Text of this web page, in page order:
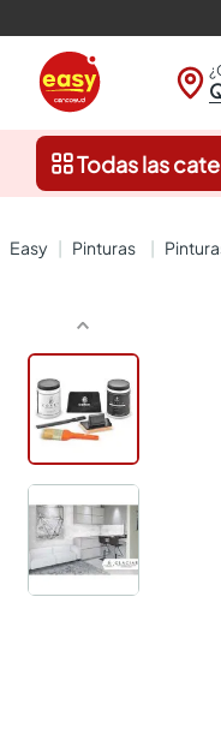
Todas las
pinturas